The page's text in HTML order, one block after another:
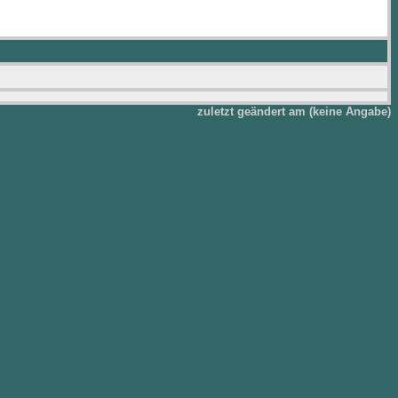
zuletzt geändert am (keine Angabe)